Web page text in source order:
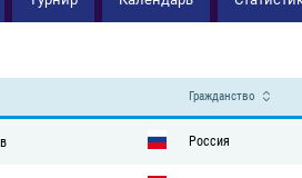
Гражданство
Россия